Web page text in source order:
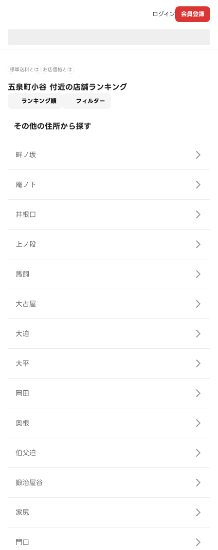
ログイン 会員登録
標準送料とは お店価格とは
五泉町小谷 付近の店舗ランキング
ランキング順 フィルター
その他の住所から探す
畔ノ坂
庵ノ下
井根口
上ノ段
馬飼
大古屋
大迫
大平
岡田
奥根
伯父迫
鍛治屋谷
家尻
門口